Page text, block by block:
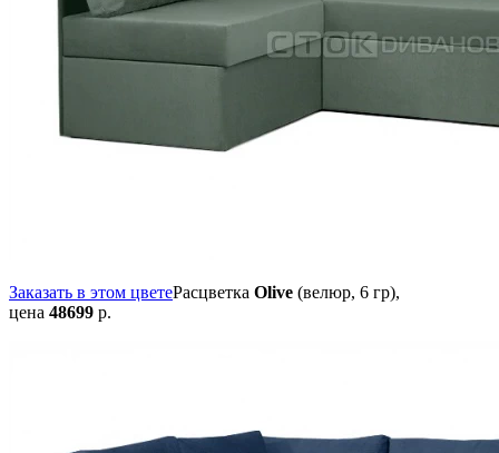
Заказать в этом цветеРасцветка Olive (велюр, 6 гр),
цена 48699 р.